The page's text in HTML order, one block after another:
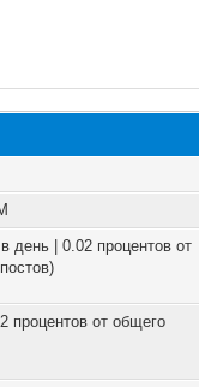
день | 0.02 процентов от
процентов от общего